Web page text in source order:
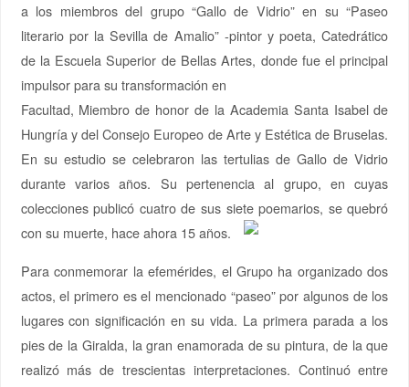
a los miembros del grupo “Gallo de Vidrio” en su “Paseo
literario por la Sevilla de Amalio” -pintor y poeta, Catedrático
de la Escuela Superior de Bellas Artes, donde fue el principal
impulsor para su transformación en
Facultad, Miembro de honor de la Academia Santa Isabel de
Hungría y del Consejo Europeo de Arte y Estética de Bruselas.
En su estudio se celebraron las tertulias de Gallo de Vidrio
durante varios años. Su pertenencia al grupo, en cuyas
colecciones publicó cuatro de sus siete poemarios, se quebró
con su muerte, hace ahora 15 años.
Para conmemorar la efemérides, el Grupo ha organizado dos
actos, el primero es el mencionado “paseo” por algunos de los
lugares con significación en su vida. La primera parada a los
pies de la Giralda, la gran enamorada de su pintura, de la que
realizó más de trescientas interpretaciones. Continuó entre